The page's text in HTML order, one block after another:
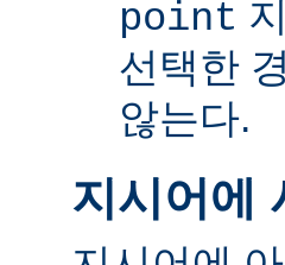
point
선택한
않는다.
지시어에